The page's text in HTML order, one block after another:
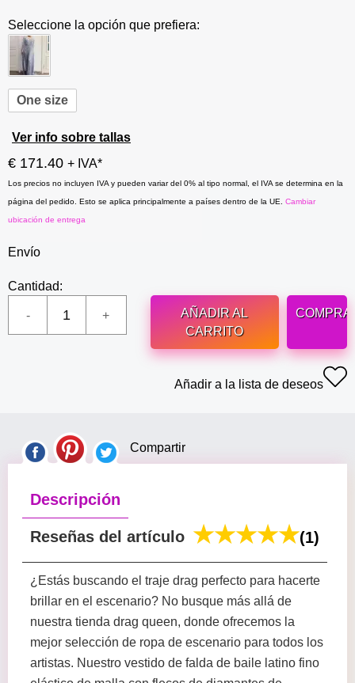
Seleccione la opción que prefiera:
One size
Ver info sobre tallas
€ 171.40 + IVA*
Los precios no incluyen IVA y pueden variar del 0% al tipo normal, el IVA se determina en la
página del pedido. Esto se aplica principalmente a países dentro de la UE. Cambiar
ubicación de entrega
Envío
Cantidad:
AÑADIR AL
CARRITO
Añadir a la lista de deseos
Compartir
Descripción
Reseñas del artículo (1)
¿Estás buscando el traje drag perfecto para hacerte
brillar en el escenario? No busque más allá de
nuestra tienda drag queen, donde ofrecemos la
mejor selección de ropa de escenario para todos los
artistas. Nuestro vestido de falda de baile latino fino